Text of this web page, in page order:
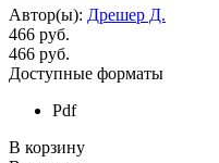
Автор(ы): Дрешер Д.
466 руб.
466 руб.
Доступные форматы
Pdf
В корзину